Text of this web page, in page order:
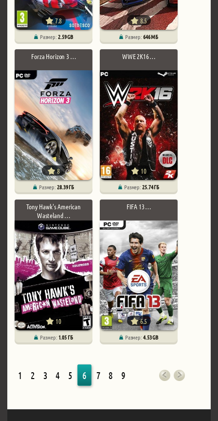
7.8
Размер:2.59 GB
8.5
Размер:646 МБ
Forza Horizon 3 …
8
Размер:28.39 ГБ
WWE 2K16 …
10
Размер:25.74 ГБ
Tony Hawk's American
Wasteland …
10
Размер: 1.05 ГБ
FIFA 13 …
6.5
Размер:4.53 GB
1 2 3 4 5 6 7 8 9